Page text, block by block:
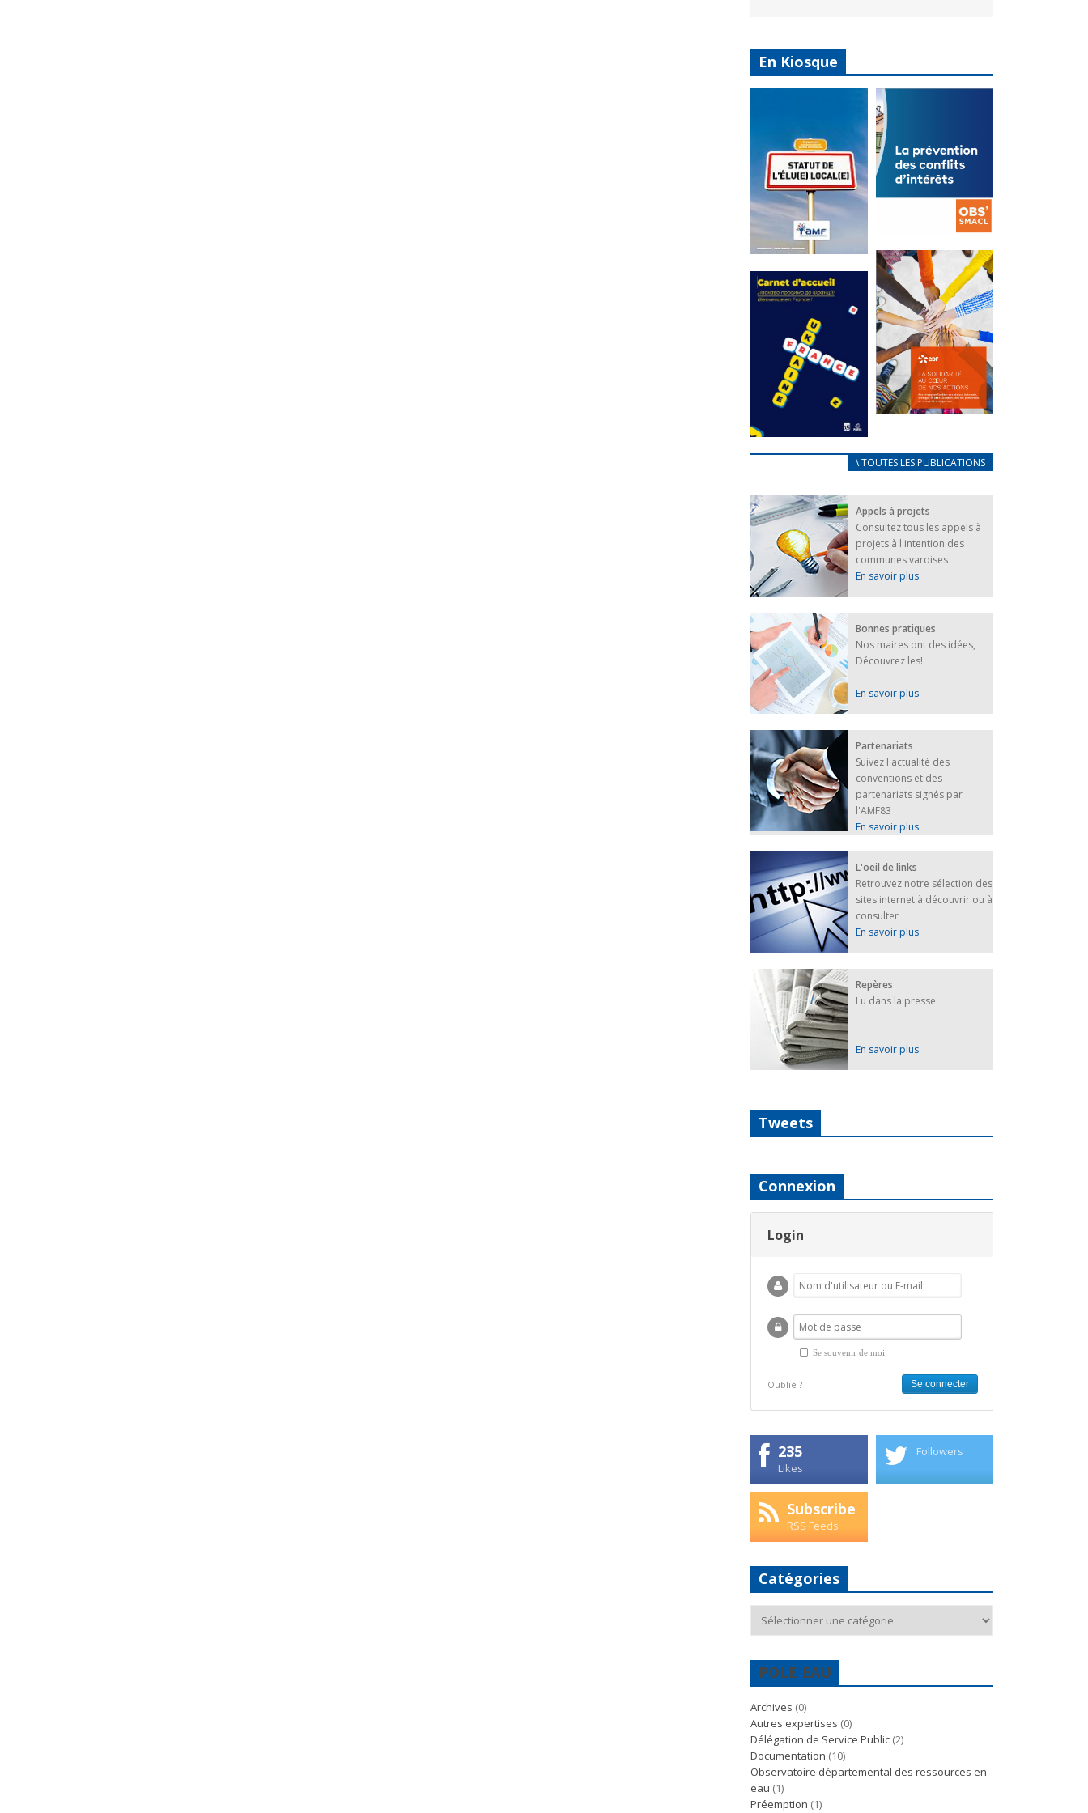
En Kiosque
Statut de
l’élu local
Mise à jour avril
2024
FEUILLETER
La
prévention
des conflits
d’intérêts
18 septembre 2023
FEUILLETER
au coeur de
nos actions
FEUILLETER
FRANÇAIS/UKRAINIEN
25 avril 2022
Afin
d’accompagner
au mieux les
réfugiés
ukrainiens arrivés
en France,...
FEUILLETER
\ TOUTES LES PUBLICATIONS
Appels à projets
Consultez tous les appels à
projets à l'intention des
communes varoises
En savoir plus
Bonnes pratiques
Nos maires ont des idées,
Découvrez les!
En savoir plus
Partenariats
Suivez l'actualité des
conventions et des
partenariats signés par
l'AMF83
En savoir plus
L'oeil de links
Retrouvez notre sélection des
sites internet à découvrir ou à
consulter
En savoir plus
Repères
Lu dans la presse
En savoir plus
Tweets
Connexion
Login
Se souvenir de moi
Oublié ?
235
Likes
Followers
Subscribe
RSS Feeds
Catégories
POLE EAU
Archives (0)
Autres expertises (0)
Délégation de Service Public (2)
Documentation (10)
Observatoire départemental des ressources en
eau (1)
Préemption (1)